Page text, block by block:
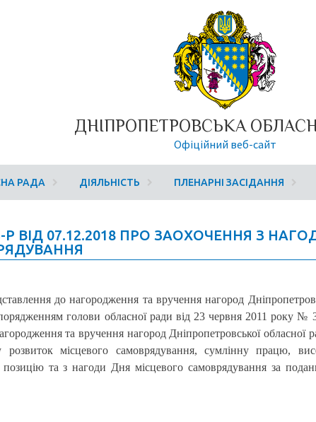
ДНІПРОПЕТРОВСЬКА
Офіційний веб-сайт
РАДА ДІЯЛЬНІСТЬ ПЛЕНАРНІ ЗАСІДАННЯ
ВІД 07.12.2018 ПРО ЗАОХОЧЕННЯ З
до нагородження та вручення нагород
голови обласної ради від 23 червня 2011 року №
та вручення нагород Дніпропетровської обласної
місцевого самоврядування, сумлінну працю,
позицію та з нагоди Дня місцевого самоврядування за